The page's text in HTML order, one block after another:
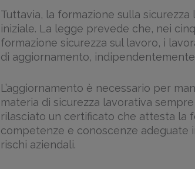
Tuttavia, la formazione sulla
iniziale. La legge prevede che, nei
formazione sicurezza sul lavoro, i
di aggiornamento,
L’aggiornamento è necessario per
materia di sicurezza lavorativa
rilasciato un certificato che attesta la
competenze e conoscenze adeguate
rischi aziendali.